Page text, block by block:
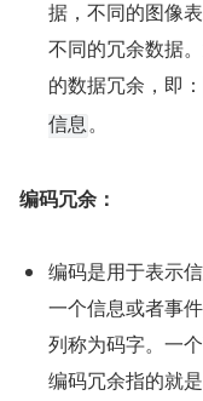
据，不同的图像
不同的冗余数据
的数据冗余，即：
信息。
编码冗余：
编码是用于表示
一个信息或者事
列称为码字。一
编码冗余指的就